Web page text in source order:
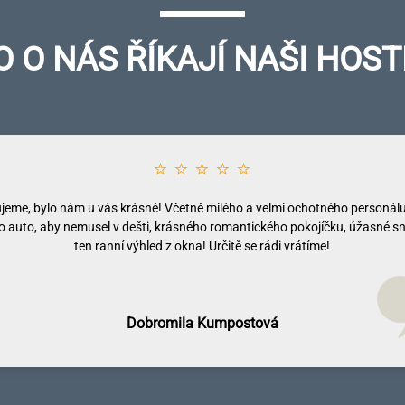
O NÁS ŘÍKAJÍ NAŠI
⭐ ⭐ ⭐ ⭐ ⭐
bylo nám u vás krásně! Včetně milého a velmi ochotného
auto, aby nemusel v dešti, krásného romantického pokojíčku, úžasné
ten ranní výhled z okna! Určitě se rádi vrátíme!
Dobromila Kumpostová
⭐ ⭐ ⭐ ⭐ ⭐
dokonalé! Krásné, nově udělané pokoje, všude čisto, skvělé snídaně,
jeho okolí a především - přístup majitelů a personálu opravdu
nádhernou přírodou, lesními potůčky, skalami a lesy a samozřejmě
Michal Petrů
Lenka Tallova
Vendula Tregnerová
Monika Licinberková